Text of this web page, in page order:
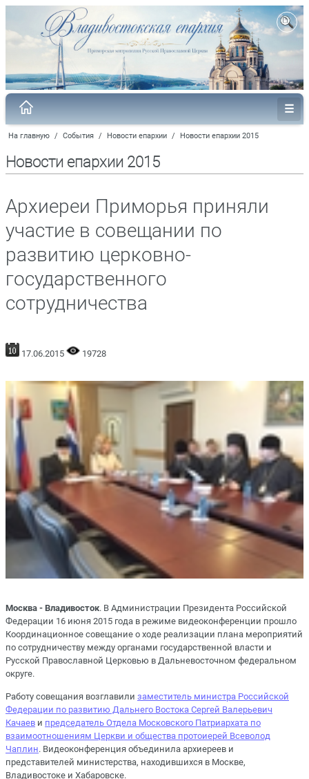
На главную / События / Новости епархии / Новости епархии 2015
Новости епархии 2015
Архиереи Приморья приняли
участие в совещании по
развитию церковно-
государственного
сотрудничества
17.06.2015 19728
Москва - Владивосток. В Администрации Президента Российской
Федерации 16 июня 2015 года в режиме видеоконференции прошло
Координационное совещание о ходе реализации плана мероприятий
по сотрудничеству между органами государственной власти и
Русской Православной Церковью в Дальневосточном федеральном
округе.
Работу совещания возглавили заместитель министра Российской
Федерации по развитию Дальнего Востока Сергей Валерьевич
Качаев и председатель Отдела Московского Патриархата по
взаимоотношениям Церкви и общества протоиерей Всеволод
Чаплин. Видеоконференция объединила архиереев и
представителей министерства, находившихся в Москве,
Владивостоке и Хабаровске.